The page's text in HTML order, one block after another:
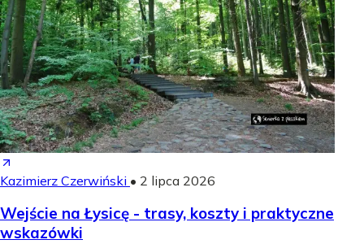
Kazimierz Czerwiński • 2 lipca 2026
Wejście na Łysicę - trasy, koszty i praktyczne
wskazówki